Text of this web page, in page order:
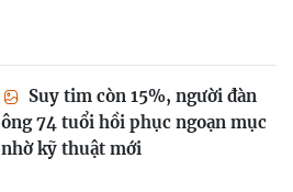
Suy tim còn 15%, người đàn
ông 74 tuổi hồi phục ngoạn mục
nhờ kỹ thuật mới